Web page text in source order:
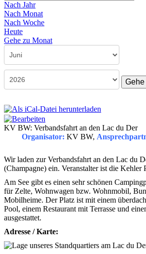
Nach Jahr
Nach Monat
Nach Woche
Heute
Gehe zu Monat
KV BW: Verbandsfahrt an den Lac du Der
Organisator: KV BW,
Wir laden zur Verbandsfahrt an den Lac du
(Champagne) ein. Veranstalter ist die Kehler
Am See gibt es einen sehr schönen
für Zelte, Wohnwagen bzw. Wohnmobil,
Mobilheime. Der Platz ist mit einem
Pool, einem Restaurant mit Terrasse und
ausgestattet.
Adresse / Karte: